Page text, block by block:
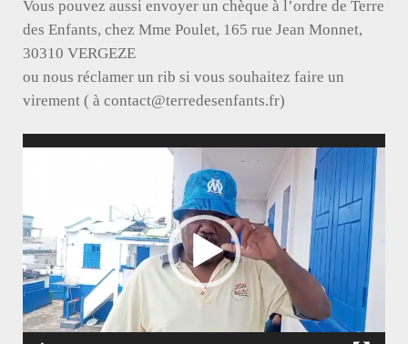
Résultats 2024
Vous pouvez aussi envoyer un chèque à l’ordre de Terre
des Enfants, chez Mme Poulet, 165 rue Jean Monnet,
30310 VERGEZE
ou nous réclamer un rib si vous souhaitez faire un
virement ( à contact@terredesenfants.fr)